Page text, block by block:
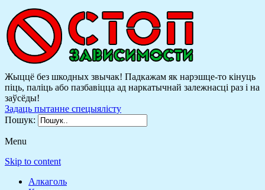
Жыццё без шкодных звычак! Падкажам як нарэшце-то кінуць
піць, паліць або пазбавіцца ад наркатычнай залежнасці раз і на
заўсёды!
Задаць пытанне спецыялісту
Пошук:
Menu
Skip to content
Алкаголь